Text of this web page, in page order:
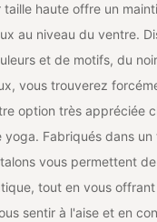
haute offre un
au niveau du ventre.
et de motifs, du
vous trouverez
option très appréciée
yoga. Fabriqués dans
vous permettent
tout en vous offrant
sentir à l'aise et en